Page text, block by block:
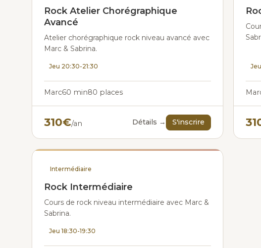
Rock Atelier Chorégraphique
Avancé
Atelier chorégraphique rock niveau avancé avec
Marc & Sabrina.
Jeu 20:30-21:30
Marc60 min80 places
310€/an Détails → S'inscrire
Intermédiaire
Rock Intermédiaire
Cours de rock niveau intermédiaire avec Marc &
Sabrina.
Jeu 18:30-19:30